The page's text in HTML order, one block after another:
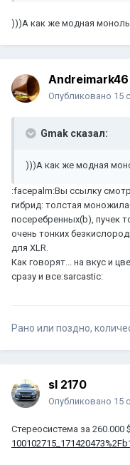
)))А как же модная
Andreimark46
Опубликовано 15
Gmak сказал:
)))А как же модная
:facepalm:Вы ссылку
гибрид: толстая
посеребренных(b), пучек
очень тонких
для XLR.
Как говорят... на вкус и
сразу и все:sarcastic:
Рано или поздно,
sl 2170
Опубликовано 15
Стереосистема за 260.000 $